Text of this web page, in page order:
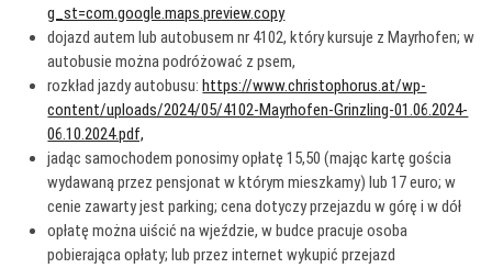
g_st=com.google.maps.preview.copy
dojazd autem lub autobusem nr 4102, który kursuje z Mayrhofen; w
autobusie można podróżować z psem,
rozkład jazdy autobusu:https://www.christophorus.at/wp-
content/uploads/2024/05/4102-Mayrhofen-Grinzling-01.06.2024-
06.10.2024.pdf,
jadąc samochodem ponosimy opłatę 15,50 (mając kartę gościa
wydawaną przez pensjonat w którym mieszkamy) lub 17 euro; w
cenie zawarty jest parking; cena dotyczy przejazdu w górę i w dół
opłatę można uiścić na wjeździe, w budce pracuje osoba
pobierająca opłaty; lub przez internet wykupić przejazd